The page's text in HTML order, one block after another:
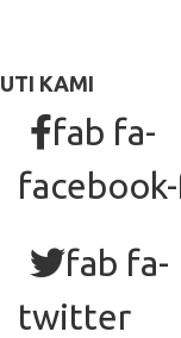
KAMI
fab fa-
fab fa-
twitter